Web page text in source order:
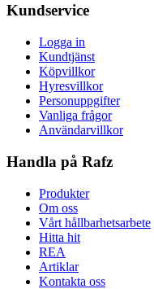
Kundservice
Logga in
Kundtjänst
Köpvillkor
Hyresvillkor
Personuppgifter
Vanliga frågor
Användarvillkor
Handla på Rafz
Produkter
Om oss
Vårt hållbarhetsarbete
Hitta hit
REA
Artiklar
Kontakta oss